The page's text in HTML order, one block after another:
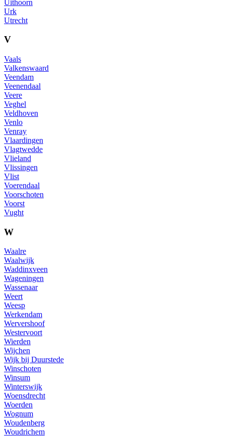
Uithoorn
Urk
Utrecht
V
Vaals
Valkenswaard
Veendam
Veenendaal
Veere
Veghel
Veldhoven
Venlo
Venray
Vlaardingen
Vlagtwedde
Vlieland
Vlissingen
Vlist
Voerendaal
Voorschoten
Voorst
Vught
W
Waalre
Waalwijk
Waddinxveen
Wageningen
Wassenaar
Weert
Weesp
Werkendam
Wervershoof
Westervoort
Wierden
Wijchen
Wijk bij Duurstede
Winschoten
Winsum
Winterswijk
Woensdrecht
Woerden
Wognum
Woudenberg
Woudrichem